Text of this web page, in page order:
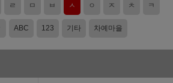
ㄹ ㅁ ㅂ ㅅ ㅇ ㅈ ㅊ ㅋ
ABC 123 기타 차예마을